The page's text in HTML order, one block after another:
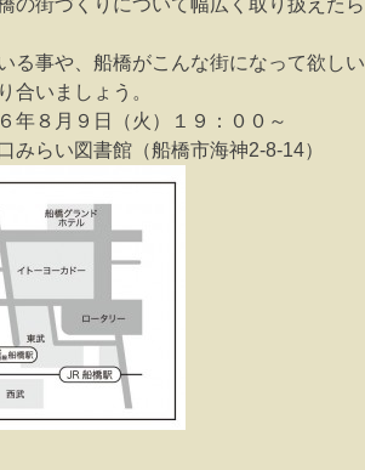
の街づくりについて幅広く取り扱えたら
る事や、船橋がこんな街になって欲 しい
合いましょう。
８月９日（火）１９：００～
らい図書館（船橋市海神2-8-14）